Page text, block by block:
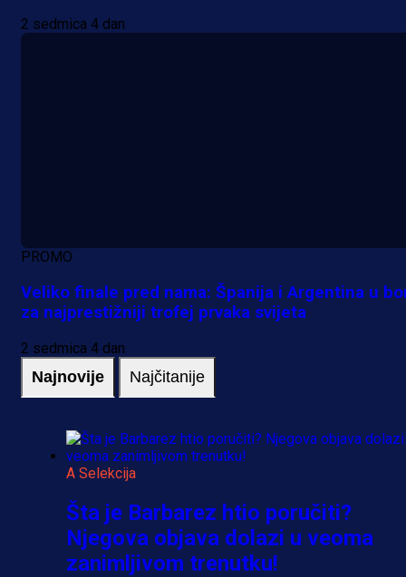
2 sedmica 4 dan
PROMO
Veliko finale pred nama: Španija i Argentina u
za najprestižniji trofej prvaka svijeta
2 sedmica 4 dan
Najnovije Najčitanije
A Selekcija
Šta je Barbarez htio poručiti?
Njegova objava dolazi u veoma
zanimljivom trenutku!